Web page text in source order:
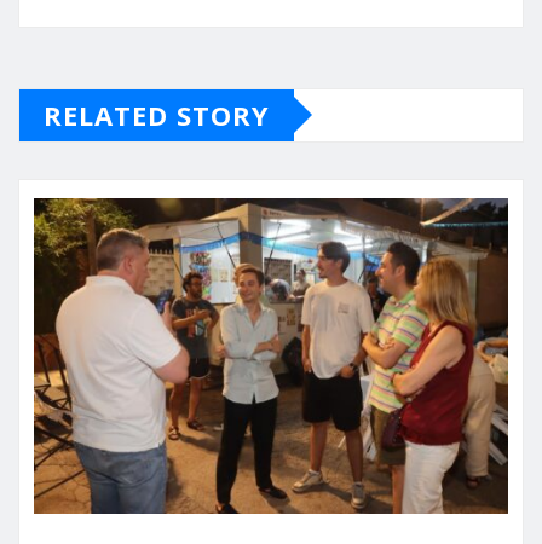
RELATED STORY